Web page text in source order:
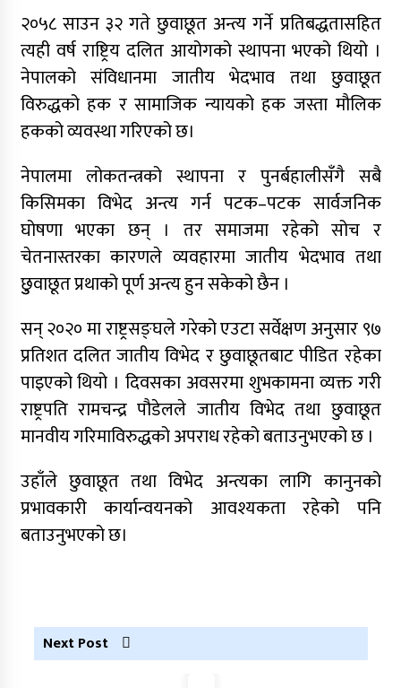
सुर्खेतमा जिप दुर्घटना,१५ जना घाइते
जुम्लामा चरेससहित २१ वर्षीय युवक पक्राउ
जुम्लामा बेहोस अवस्थामा फेला परेका युवाको मृत्यु
कर्णालीमा कांग्रेसका चार मन्त्रीहरूले दिए राजीनामा
नृपध्वज निरौलाको इजलासले उक्त निर्णय खारेजको
आदेश गरेको हो ।
जुम्लामा महिलामाथि जबरजस्ती करणी प्रयासको
आरोपमा एक पक्राउ
नेपाली कांग्रेस जुम्लाका कोषाध्यक्ष पाण्डेको निधन
डाेल्पाकाे जगदुल्लाबाट जुम्ला आउँदै गरेकाे जिप
दुर्घटना, एकको मृत्यु
२०५८ साउन ३२ गते छुवाछूत अन्त्य गर्ने प्रतिबद्धतासहित
त्यही वर्ष राष्ट्रिय दलित आयोगको स्थापना भएको थियो ।
नेपालको संविधानमा जातीय भेदभाव तथा छुवाछूत
विरुद्धको हक र सामाजिक न्यायको हक जस्ता मौलिक
हकको व्यवस्था गरिएको छ।
नेपालमा लोकतन्त्रको स्थापना र पुनर्बहालीसँगै सबै
किसिमका विभेद अन्त्य गर्न पटक–पटक सार्वजनिक
घोषणा भएका छन् । तर समाजमा रहेको सोच र
चेतनास्तरका कारणले व्यवहारमा जातीय भेदभाव तथा
छुुवाछूत प्रथाको पूर्ण अन्त्य हुन सकेको छैन ।
सन् २०२० मा राष्ट्रसङ्घले गरेको एउटा सर्वेक्षण अनुसार ९७
प्रतिशत दलित जातीय विभेद र छुवाछूतबाट पीडित रहेका
पाइएको थियो । दिवसका अवसरमा शुभकामना व्यक्त गरी
राष्ट्रपति रामचन्द्र पौडेलले जातीय विभेद तथा छुवाछूत
मानवीय गरिमाविरुद्धको अपराध रहेको बताउनुभएको छ ।
उहाँले छुवाछूत तथा विभेद अन्त्यका लागि कानुनको
प्रभावकारी कार्यान्वयनको आवश्यकता रहेको पनि
बताउनुभएको छ।
Next Post